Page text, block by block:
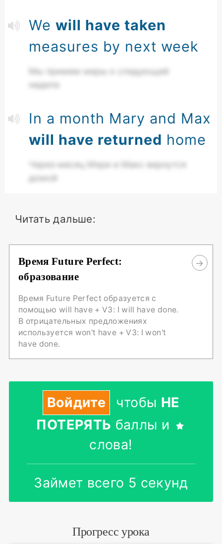
We will have taken
measures by next week
Мы примем меры к следующей
неделе
In a month Mary and Max
will have returned home
Через месяц Мэри и Макс вернутся
домой
Читать дальше:
Время Future Perfect:
образование
Время Future Perfect образуется с
помощью will have + V3: I will have done.
В отрицательных предложениях
используется won't have + V3: I won't
have done.
Войдите чтобы НЕ
ПОТЕРЯТЬ баллы и
слова!
Займет всего 5 секунд
Прогресс урока